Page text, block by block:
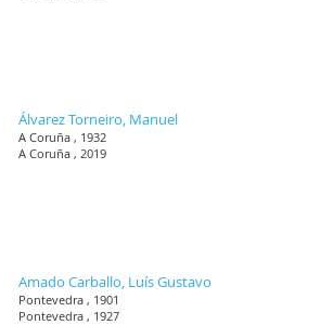
Álvarez Torneiro, Manuel
A Coruña , 1932
A Coruña , 2019
Amado Carballo, Luís Gustavo
Pontevedra , 1901
Pontevedra , 1927